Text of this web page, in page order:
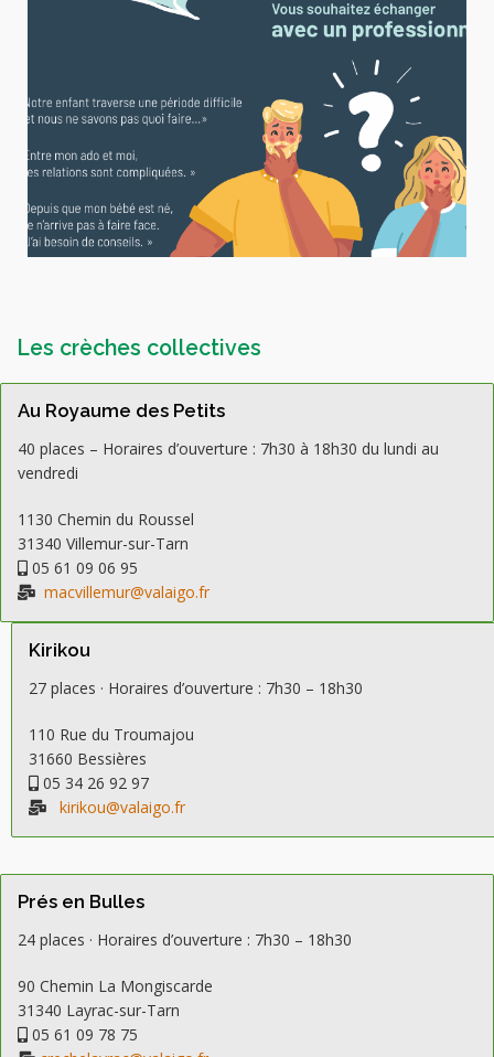
Espace écoute parents : une
nouvelle intervenante pour vous
Les crèches collectives
Au Royaume des Petits
40 places – Horaires d’ouverture : 7h30 à 18h30 du lundi au
vendredi
1130 Chemin du Roussel
31340 Villemur-sur-Tarn
05 61 09 06 95
macvillemur@valaigo.fr
Kirikou
27 places · Horaires d’ouverture : 7h30 – 18h30
110 Rue du Troumajou
31660 Bessières
05 34 26 92 97
kirikou@valaigo.fr
Prés en Bulles
24 places · Horaires d’ouverture : 7h30 – 18h30
90 Chemin La Mongiscarde
31340 Layrac-sur-Tarn
05 61 09 78 75